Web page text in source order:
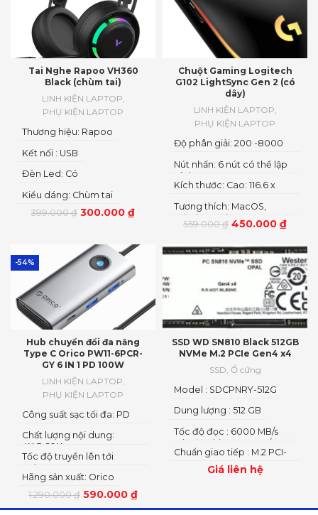
Tai Nghe Rapoo VH360
Black (chùm tai)
LINH KIỆN LAPTOP
PHỤ KIỆN LAPTOP
399.000₫ 300.000 ₫
Kiểu dáng: Chùm tai
Đèn Led: Có
Kết nối : USB
Thương hiệu: Rapoo
Chuột Gaming Logitech
G102 LightSync Gen 2 (có
dây)
LINH KIỆN LAPTOP
PHỤ KIỆN LAPTOP
559.000₫ 450.000 ₫
Tương thích: MacOS,
Windows, Linux
Kích thước: Cao: 116.6 x
Nút nhấn: 6 nút có thể lập
trình
Độ phân giải: 200 -8000
-54%
Hub chuyển đổi đa năng
Type C Orico PW11-6PCR-
GY 6 IN 1 PD 100W
LINH KIỆN LAPTOP
PHỤ KIỆN LAPTOP
1.290.000₫ 590.000 ₫
Hãng sản xuất: Orico
Tốc độ truyền lên tới
5Gbps
Chất lượng nội dung:
4K@60Hz
Công suất sạc tối đa: PD
SSD WD SN810 Black 512GB
NVMe M.2 PCIe Gen4 x4
SSD Ổ cứng
Giá liên hệ
Chuẩn giao tiếp : M.2 PCI-
Express 4.0 x 4
Tốc độ đọc : 6000 MB/s
Tốc độ ghi : 4000 MB/s
Dung lượng : 512 GB
Model : SDCPNRY-512G